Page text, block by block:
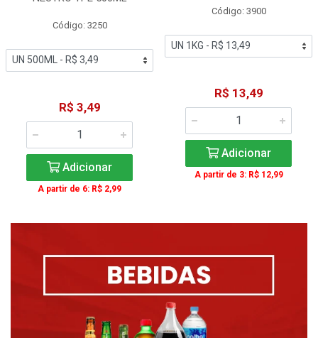
Código: 3250
R$ 3,49
Adicionar
A partir de 6: R$ 2,99
Código: 3900
R$ 13,49
Adicionar
A partir de 3: R$ 12,99